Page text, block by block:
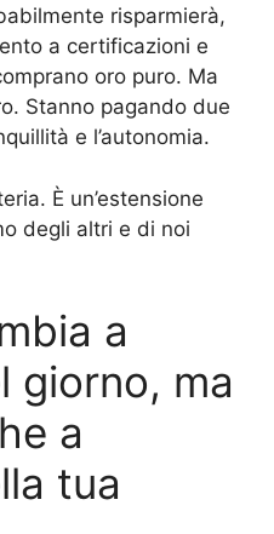
risparmierà,
a certificazioni e
oro puro. Ma
Stanno pagando due
e l’autonomia.
È un’estensione
degli altri e di noi
a
giorno, ma
a
tua